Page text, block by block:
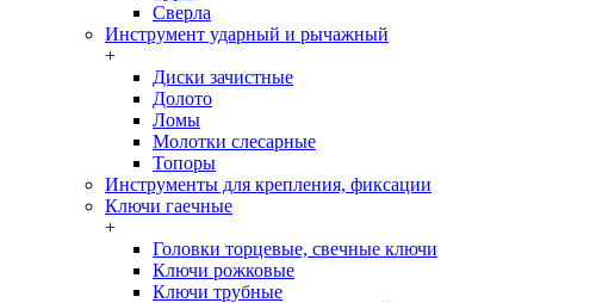
Сверла
Инструмент ударный и рычажный
+
Диски зачистные
Долото
Ломы
Молотки слесарные
Топоры
Инструменты для крепления, фиксации
Ключи гаечные
+
Головки торцевые, свечные ключи
Ключи рожковые
Ключи трубные